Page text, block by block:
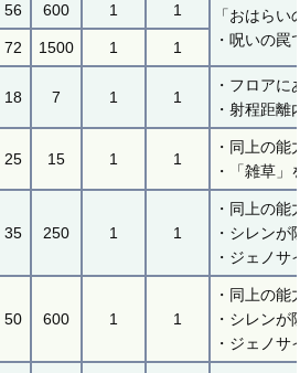
「おはら
・呪いの罠
56 600 1 1
72 1500 1 1
18 7 1 1
・フロアに
・射程距
25 15 1 1
・同上の能
・「雑草
35 250 1 1
・同上の能
・シレン
・ジェノ
50 600 1 1
・同上の能
・シレン
・ジェノ